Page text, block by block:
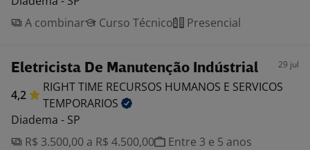
A combinar
Curso Técnico Presencial
Eletricista De Manutenção Indústrial 29 jul
4,2
RIGHT TIME RECURSOS HUMANOS E SERVICOS
TEMPORARIOS
Diadema - SP
R$ 3.500,00 a R$ 4.500,00
Entre 3 e 5 anos